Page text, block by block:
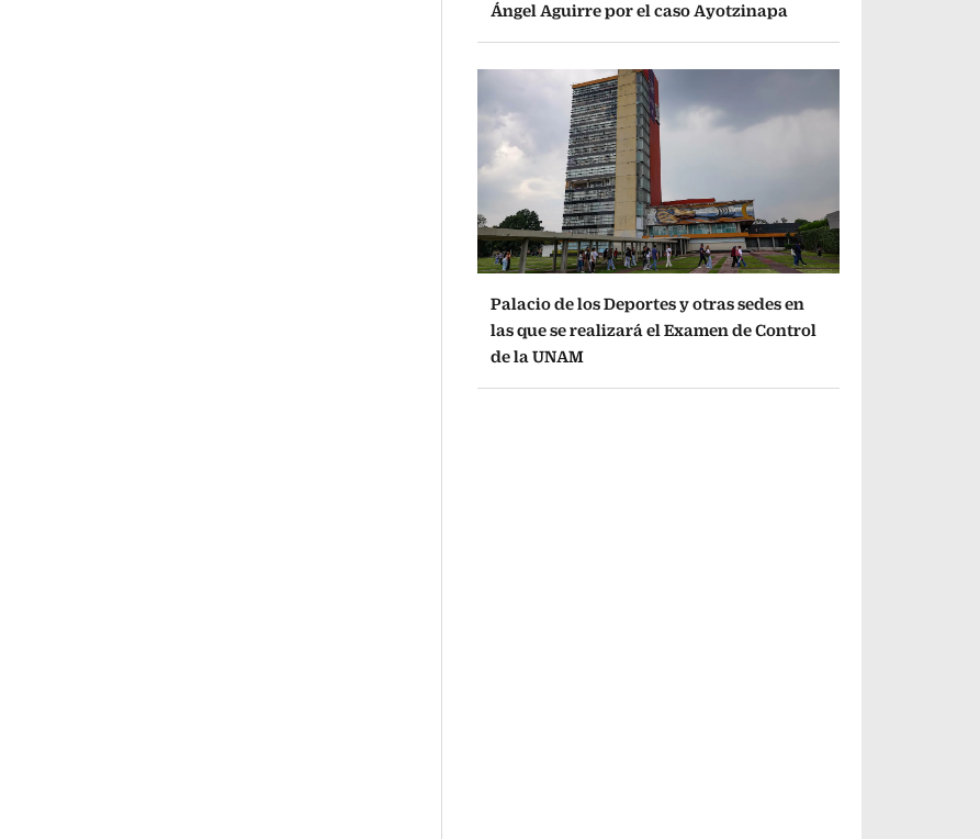
Ángel Aguirre por el caso Ayotzinapa
Palacio de los Deportes y otras sedes en
las que se realizará el Examen de Control
de la UNAM